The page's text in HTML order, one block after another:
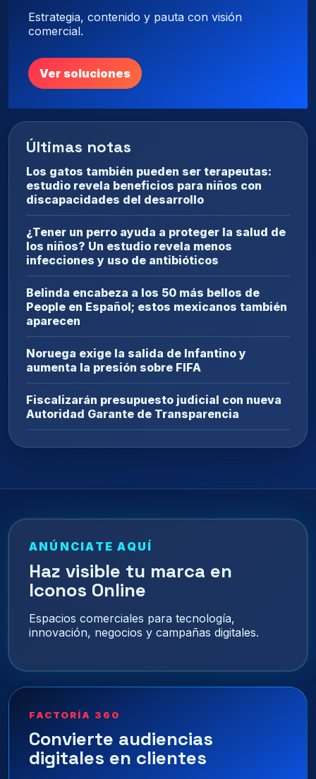
Estrategia, contenido y pauta con visión
comercial.
Ver soluciones
Últimas notas
Los gatos también pueden ser terapeutas:
estudio revela beneficios para niños con
discapacidades del desarrollo
¿Tener un perro ayuda a proteger la salud de
los niños? Un estudio revela menos
infecciones y uso de antibióticos
Belinda encabeza a los 50 más bellos de
People en Español; estos mexicanos también
aparecen
Noruega exige la salida de Infantino y
aumenta la presión sobre FIFA
Fiscalizarán presupuesto judicial con nueva
Autoridad Garante de Transparencia
ANÚNCIATE AQUÍ
Haz visible tu marca en
Iconos Online
Espacios comerciales para tecnología,
innovación, negocios y campañas digitales.
FACTORÍA 360
Convierte audiencias
digitales en clientes